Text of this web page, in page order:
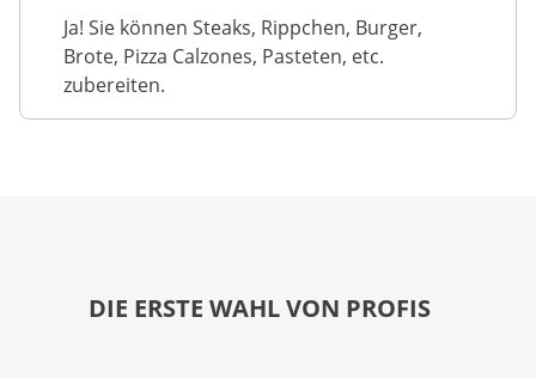
Ja! Sie können Steaks, Rippchen, Burger,
Brote, Pizza Calzones, Pasteten, etc.
zubereiten.
DIE ERSTE WAHL VON PROFIS